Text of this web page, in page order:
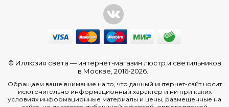
© Иллюзия света — интернет-магазин люстр и светильников
в Москве , 2016-2026.
Обращаем ваше внимание на то, что данный интернет-сайт носит
исключительно информационный характер и ни при каких
условиях информационные материалы и цены, размещенные на